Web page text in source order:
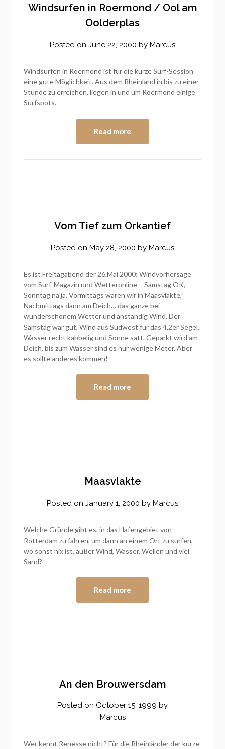
Windsurfen in Roermond / Ool am
Oolderplas
Posted on June 22, 2000 by Marcus
Windsurfen in Roermond ist für die kurze Surf-Session
eine gute Möglichkeit. Aus dem Rheinland in bis zu einer
Stunde zu erreichen, liegen in und um Roermond einige
Surfspots.
Read more
Vom Tief zum Orkantief
Posted on May 28, 2000 by Marcus
Es ist Freitagabend der 26.Mai 2000: Windvorhersage
vom Surf-Magazin und Wetteronline – Samstag OK,
Sonntag na ja. Vormittags waren wir in Maasvlakte,
Nachmittags dann am Deich… das ganze bei
wunderschönem Wetter und anständig Wind. Der
Samstag war gut, Wind aus Südwest für das 4,2er Segel,
Wasser recht kabbelig und Sonne satt. Geparkt wird am
Deich, bis zum Wasser sind es nur wenige Meter. Aber
es sollte anderes kommen!
Read more
Maasvlakte
Posted on January 1, 2000 by Marcus
Welche Gründe gibt es, in das Hafengebiet von
Rotterdam zu fahren, um dann an einem Ort zu surfen,
wo sonst nix ist, außer Wind, Wasser, Wellen und viel
Sand?
Read more
An den Brouwersdam
Posted on October 15, 1999 by
Marcus
Wer kennt Renesse nicht? Für die Rheinländer der kurze